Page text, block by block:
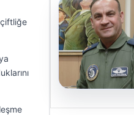
05.08.2026